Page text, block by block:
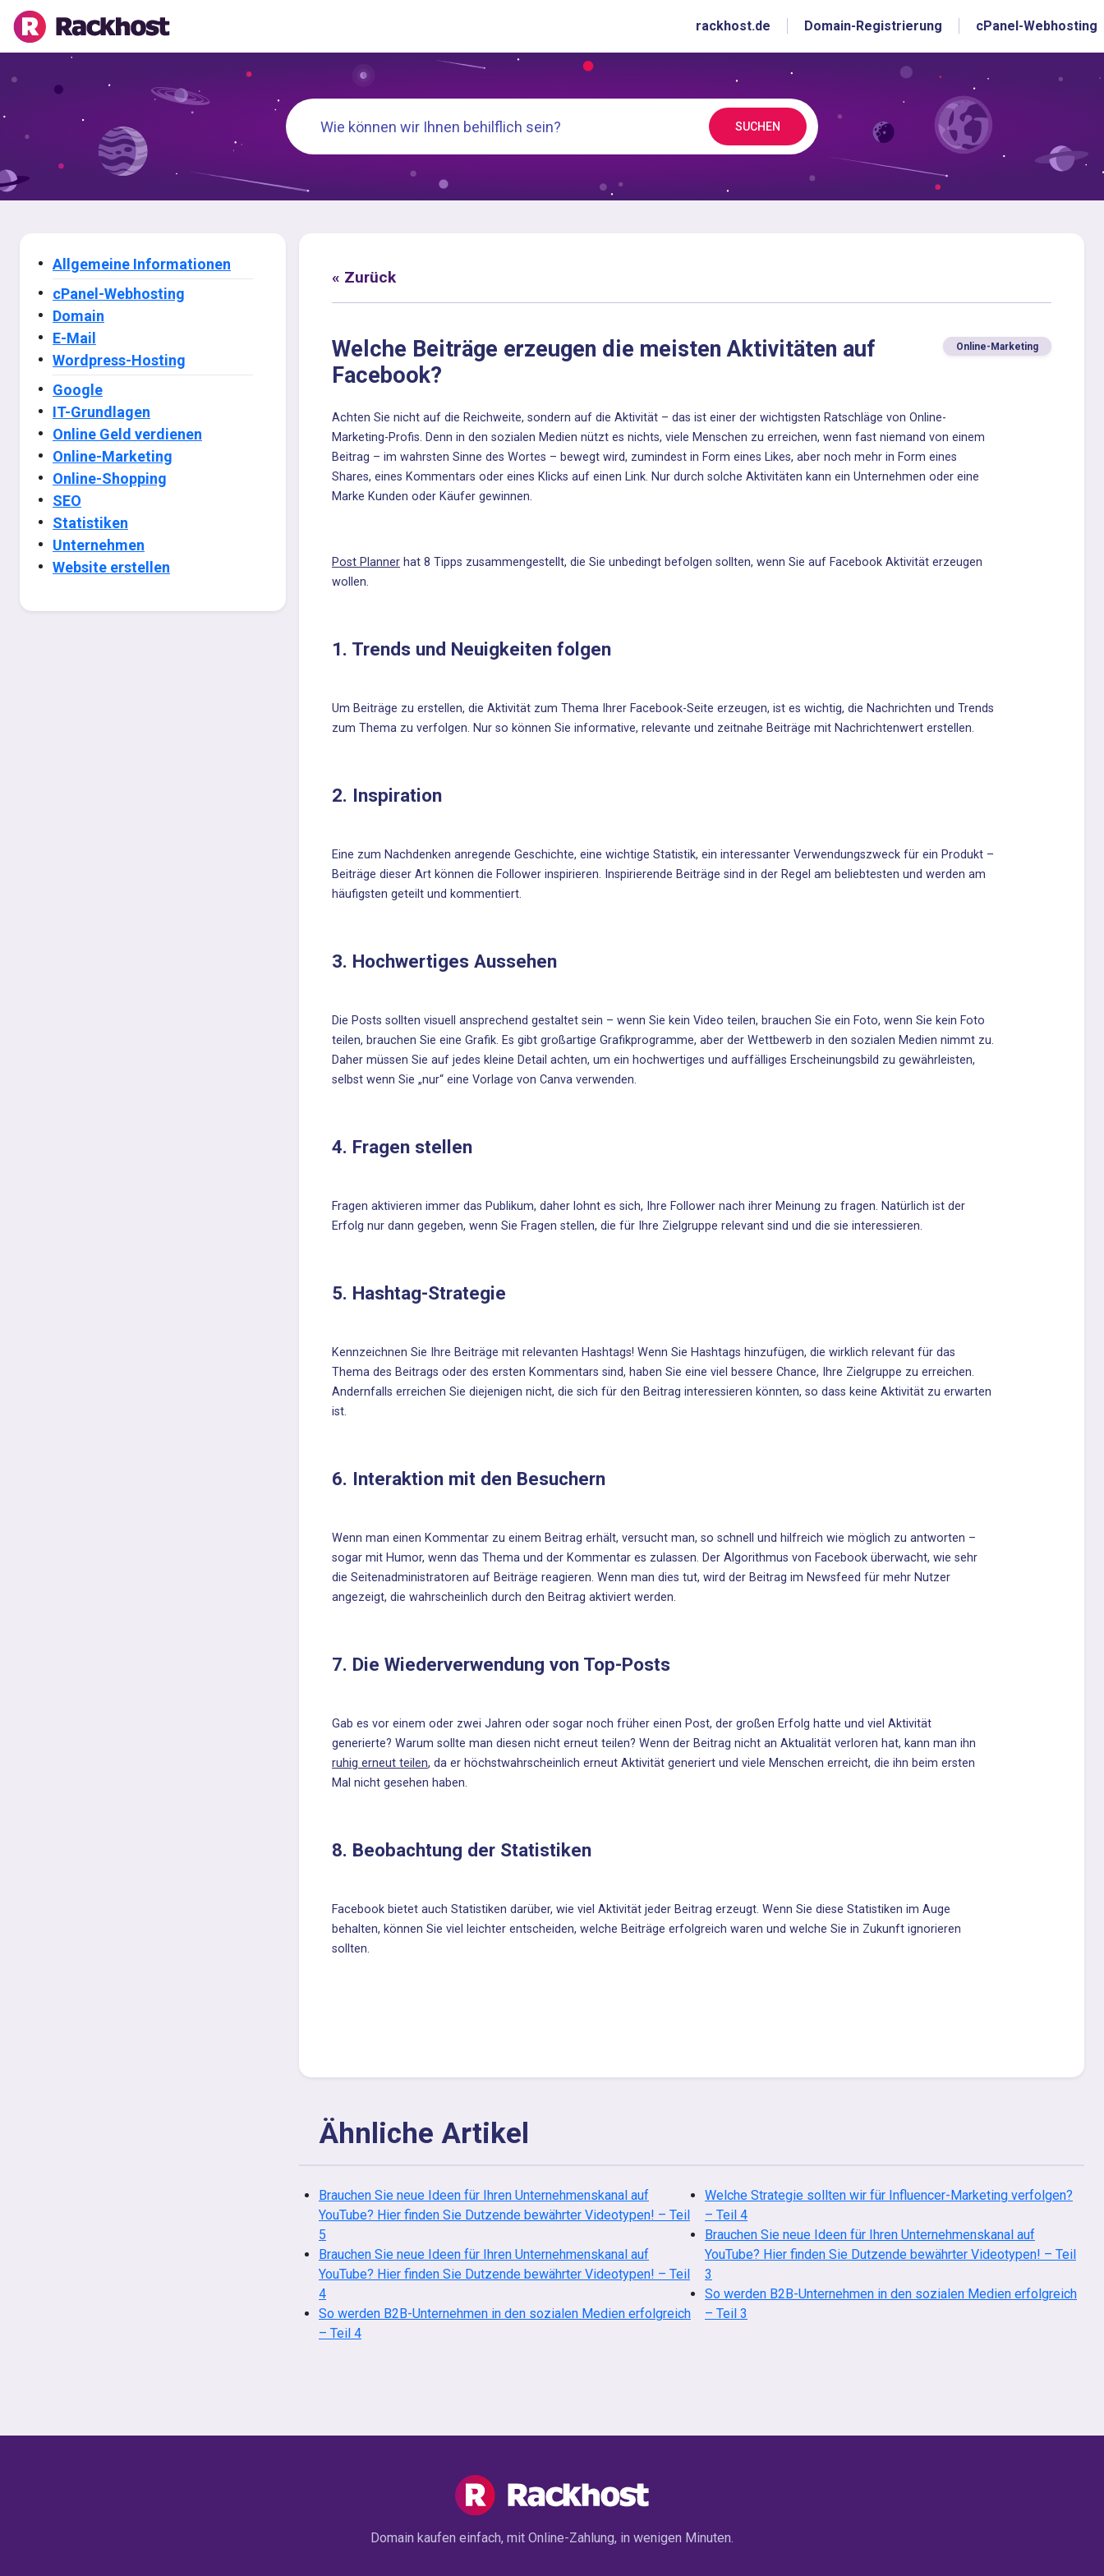
rackhost.de Domain-Registrierung cPanel-Webhosting
SUCHEN
Allgemeine Informationen
cPanel-Webhosting
Domain
E-Mail
Wordpress-Hosting
Google
IT-Grundlagen
Online Geld verdienen
Online-Marketing
Online-Shopping
SEO
Statistiken
Unternehmen
Website erstellen
« Zurück
Welche Beiträge erzeugen die meisten Aktivitäten auf
Facebook?
Online-Marketing
Achten Sie nicht auf die Reichweite, sondern auf die Aktivität – das ist einer der wichtigsten Ratschläge von Online-
Marketing-Profis. Denn in den sozialen Medien nützt es nichts, viele Menschen zu erreichen, wenn fast niemand von einem
Beitrag – im wahrsten Sinne des Wortes – bewegt wird, zumindest in Form eines Likes, aber noch mehr in Form eines
Shares, eines Kommentars oder eines Klicks auf einen Link. Nur durch solche Aktivitäten kann ein Unternehmen oder eine
Marke Kunden oder Käufer gewinnen.
Post Planner hat 8 Tipps zusammengestellt, die Sie unbedingt befolgen sollten, wenn Sie auf Facebook Aktivität erzeugen
wollen.
1. Trends und Neuigkeiten folgen
Um Beiträge zu erstellen, die Aktivität zum Thema Ihrer Facebook-Seite erzeugen, ist es wichtig, die Nachrichten und Trends
zum Thema zu verfolgen. Nur so können Sie informative, relevante und zeitnahe Beiträge mit Nachrichtenwert erstellen.
2. Inspiration
Eine zum Nachdenken anregende Geschichte, eine wichtige Statistik, ein interessanter Verwendungszweck für ein Produkt –
Beiträge dieser Art können die Follower inspirieren. Inspirierende Beiträge sind in der Regel am beliebtesten und werden am
häufigsten geteilt und kommentiert.
3. Hochwertiges Aussehen
Die Posts sollten visuell ansprechend gestaltet sein – wenn Sie kein Video teilen, brauchen Sie ein Foto, wenn Sie kein Foto
teilen, brauchen Sie eine Grafik. Es gibt großartige Grafikprogramme, aber der Wettbewerb in den sozialen Medien nimmt zu.
Daher müssen Sie auf jedes kleine Detail achten, um ein hochwertiges und auffälliges Erscheinungsbild zu gewährleisten,
selbst wenn Sie „nur“ eine Vorlage von Canva verwenden.
4. Fragen stellen
Fragen aktivieren immer das Publikum, daher lohnt es sich, Ihre Follower nach ihrer Meinung zu fragen. Natürlich ist der
Erfolg nur dann gegeben, wenn Sie Fragen stellen, die für Ihre Zielgruppe relevant sind und die sie interessieren.
5. Hashtag-Strategie
Kennzeichnen Sie Ihre Beiträge mit relevanten Hashtags! Wenn Sie Hashtags hinzufügen, die wirklich relevant für das
Thema des Beitrags oder des ersten Kommentars sind, haben Sie eine viel bessere Chance, Ihre Zielgruppe zu erreichen.
Andernfalls erreichen Sie diejenigen nicht, die sich für den Beitrag interessieren könnten, so dass keine Aktivität zu erwarten
ist.
6. Interaktion mit den Besuchern
Wenn man einen Kommentar zu einem Beitrag erhält, versucht man, so schnell und hilfreich wie möglich zu antworten –
sogar mit Humor, wenn das Thema und der Kommentar es zulassen. Der Algorithmus von Facebook überwacht, wie sehr
die Seitenadministratoren auf Beiträge reagieren. Wenn man dies tut, wird der Beitrag im Newsfeed für mehr Nutzer
angezeigt, die wahrscheinlich durch den Beitrag aktiviert werden.
7. Die Wiederverwendung von Top-Posts
Gab es vor einem oder zwei Jahren oder sogar noch früher einen Post, der großen Erfolg hatte und viel Aktivität
generierte? Warum sollte man diesen nicht erneut teilen? Wenn der Beitrag nicht an Aktualität verloren hat, kann man ihn
ruhig erneut teilen, da er höchstwahrscheinlich erneut Aktivität generiert und viele Menschen erreicht, die ihn beim ersten
Mal nicht gesehen haben.
8. Beobachtung der Statistiken
Facebook bietet auch Statistiken darüber, wie viel Aktivität jeder Beitrag erzeugt. Wenn Sie diese Statistiken im Auge
behalten, können Sie viel leichter entscheiden, welche Beiträge erfolgreich waren und welche Sie in Zukunft ignorieren
sollten.
Ähnliche Artikel
Brauchen Sie neue Ideen für Ihren Unternehmenskanal auf
YouTube? Hier finden Sie Dutzende bewährter Videotypen! – Teil
5
Brauchen Sie neue Ideen für Ihren Unternehmenskanal auf
YouTube? Hier finden Sie Dutzende bewährter Videotypen! – Teil
4
So werden B2B-Unternehmen in den sozialen Medien erfolgreich
– Teil 4
Welche Strategie sollten wir für Influencer-Marketing verfolgen?
– Teil 4
Brauchen Sie neue Ideen für Ihren Unternehmenskanal auf
YouTube? Hier finden Sie Dutzende bewährter Videotypen! – Teil
3
So werden B2B-Unternehmen in den sozialen Medien erfolgreich
– Teil 3
Domain kaufen einfach, mit Online-Zahlung, in wenigen Minuten.